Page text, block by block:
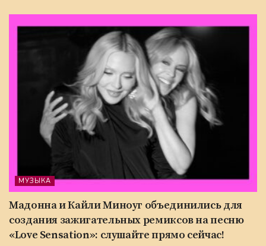
МУЗЫКА
Мадонна и Кайли Миноуг объединились для
создания зажигательных ремиксов на песню
«Love Sensation»: слушайте прямо сейчас!